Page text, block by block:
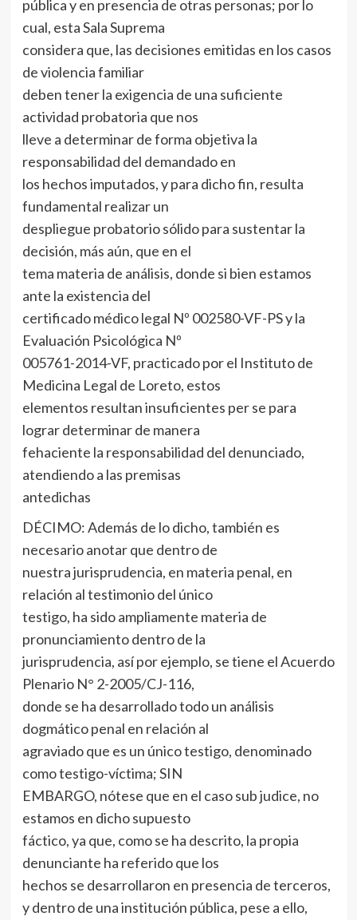
pública y en presencia de otras personas; por lo
cual, esta Sala Suprema
considera que, las decisiones emitidas en los casos
de violencia familiar
deben tener la exigencia de una suficiente
actividad probatoria que nos
lleve a determinar de forma objetiva la
responsabilidad del demandado en
los hechos imputados, y para dicho fin, resulta
fundamental realizar un
despliegue probatorio sólido para sustentar la
decisión, más aún, que en el
tema materia de análisis, donde si bien estamos
ante la existencia del
certificado médico legal Nº 002580-VF-PS y la
Evaluación Psicológica Nº
005761-2014-VF, practicado por el Instituto de
Medicina Legal de Loreto, estos
elementos resultan insuficientes per se para
lograr determinar de manera
fehaciente la responsabilidad del denunciado,
atendiendo a las premisas
antedichas
DÉCIMO: Además de lo dicho, también es
necesario anotar que dentro de
nuestra jurisprudencia, en materia penal, en
relación al testimonio del único
testigo, ha sido ampliamente materia de
pronunciamiento dentro de la
jurisprudencia, así por ejemplo, se tiene el Acuerdo
Plenario N° 2-2005/CJ-116,
donde se ha desarrollado todo un análisis
dogmático penal en relación al
agraviado que es un único testigo, denominado
como testigo-víctima; SIN
EMBARGO, nótese que en el caso sub judice, no
estamos en dicho supuesto
fáctico, ya que, como se ha descrito, la propia
denunciante ha referido que los
hechos se desarrollaron en presencia de terceros,
y dentro de una institución pública, pese a ello,